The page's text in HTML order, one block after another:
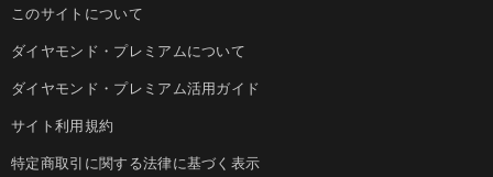
このサイトについて
ダイヤモンド・プレミアムについて
ダイヤモンド・プレミアム活用ガイド
サイト利用規約
特定商取引に関する法律に基づく表示